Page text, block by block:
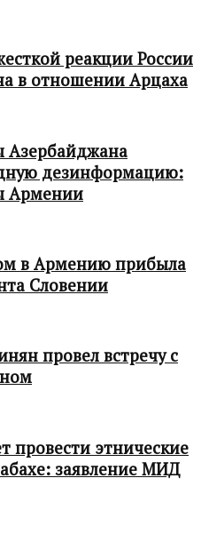
реакции России
в отношении Арцаха
Азербайджана
дезинформацию:
Армении
в Армению прибыла
Словении
провел встречу с
провести этнические
заявление МИД